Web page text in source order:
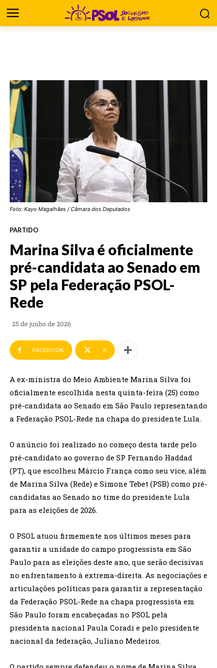
Foto: Kayo Magalhães / Câmara dos Deputados
PARTIDO
Marina Silva é oficialmente
pré-candidata ao Senado em
SP pela Federação PSOL-
Rede
25 de junho de 2026
FACEBOOK X
A ex-ministra do Meio Ambiente Marina Silva foi
oficialmente escolhida nesta quinta-feira (25) como
pré-candidata ao Senado em São Paulo representando
a Federação PSOL-Rede na chapa do presidente Lula.
O anúncio foi realizado no começo desta tarde pelo
pré-candidato ao governo de SP Fernando Haddad
(PT), que escolheu Márcio França como seu vice, além
de Marina Silva (Rede) e Simone Tebet (PSB) como pré-
candidatas ao Senado no time do presidente Lula
para as eleições de 2026.
O PSOL atuou firmemente nos últimos meses para
garantir a unidade do campo progressista em São
Paulo para as eleições deste ano, que serão decisivas
no enfrentamento à extrema-direita. As negociações e
articulações políticas para garantir a representação
da Federação PSOL-Rede na chapa progressista em
São Paulo foram encabeçadas no PSOL pela
presidenta nacional Paula Coradi e pelo presidente
nacional da federação, Juliano Medeiros.